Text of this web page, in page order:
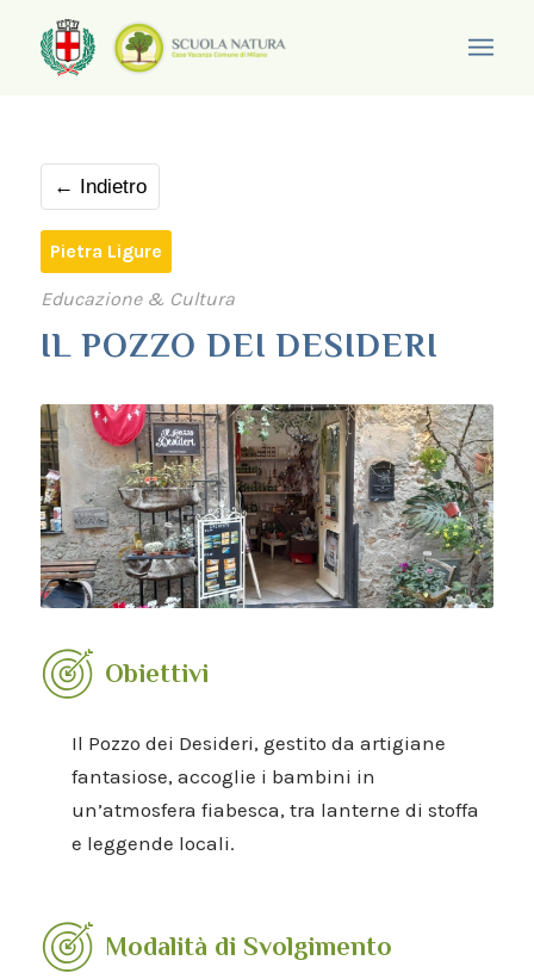
← Indietro
Pietra Ligure
Educazione & Cultura
IL POZZO DEI DESIDERI
Obiettivi
Il Pozzo dei Desideri, gestito da artigiane
fantasiose, accoglie i bambini in
un’atmosfera fiabesca, tra lanterne di stoffa
e leggende locali.
Modalità di Svolgimento